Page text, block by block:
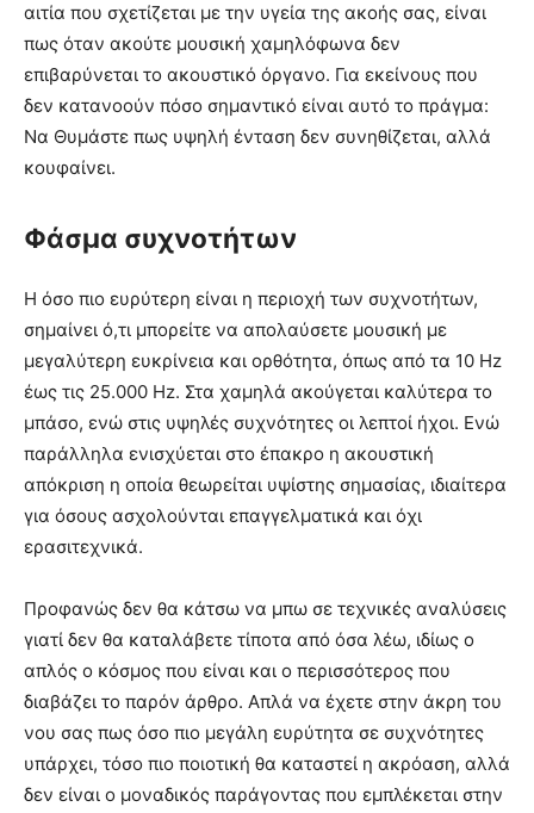
αιτία που σχετίζεται με την υγεία της ακοής σας, είναι
πως όταν ακούτε μουσική χαμηλόφωνα δεν
επιβαρύνεται το ακουστικό όργανο. Για εκείνους που
δεν κατανοούν πόσο σημαντικό είναι αυτό το πράγμα:
Να Θυμάστε πως υψηλή ένταση δεν συνηθίζεται, αλλά
κουφαίνει.
Φάσμα συχνοτήτων
Η όσο πιο ευρύτερη είναι η περιοχή των συχνοτήτων,
σημαίνει ό,τι μπορείτε να απολαύσετε μουσική με
μεγαλύτερη ευκρίνεια και ορθότητα, όπως από τα 10 Hz
έως τις 25.000 Hz. Στα χαμηλά ακούγεται καλύτερα το
μπάσο, ενώ στις υψηλές συχνότητες οι λεπτοί ήχοι. Ενώ
παράλληλα ενισχύεται στο έπακρο η ακουστική
απόκριση η οποία θεωρείται υψίστης σημασίας, ιδιαίτερα
για όσους ασχολούνται επαγγελματικά και όχι
ερασιτεχνικά.
Προφανώς δεν θα κάτσω να μπω σε τεχνικές αναλύσεις
γιατί δεν θα καταλάβετε τίποτα από όσα λέω, ιδίως ο
απλός ο κόσμος που είναι και ο περισσότερος που
διαβάζει το παρόν άρθρο. Απλά να έχετε στην άκρη του
νου σας πως όσο πιο μεγάλη ευρύτητα σε συχνότητες
υπάρχει, τόσο πιο ποιοτική θα καταστεί η ακρόαση, αλλά
δεν είναι ο μοναδικός παράγοντας που εμπλέκεται στην